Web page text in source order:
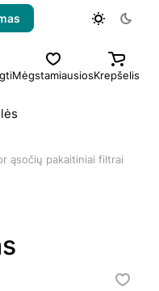
MėgstamiausiosKrepšelis
ąsočių pakaitiniai filtrai